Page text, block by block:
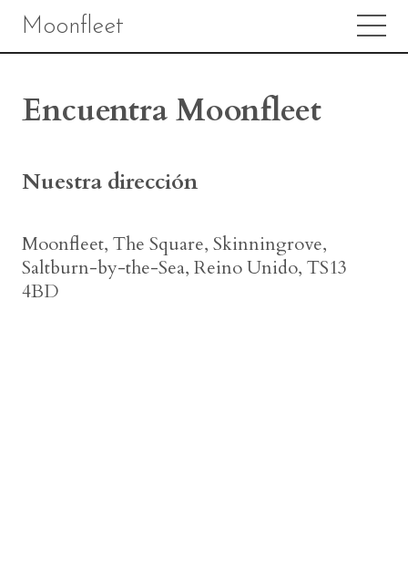
Moonfleet
Encuentra Moonfleet
Nuestra dirección
Moonfleet, The Square, Skinningrove,
Saltburn-by-the-Sea, Reino Unido, TS13
4BD